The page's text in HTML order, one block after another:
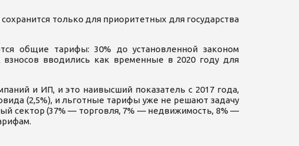
только для приоритетных для государства
общие тарифы: 30% до установленной законом
вводились как временные в 2020 году для
и ИП, и это наивысший показатель с 2017 года,
(2,5%), и льготные тарифы уже не решают задачу
сектор (37% — торговля, 7% — недвижимость, 8% —